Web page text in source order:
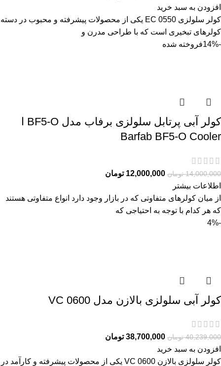
افزودن به سبد خرید
کولر سلولزی EC 0550 یکی از محصولات پیشرفته و محبوب در دسته
کولرهای تبخیری است که با طراحی مدرن و
-14%
فروخته شده
Barfab BF5-O Cooler
14,000,000 تومان 12,000,000 تومان
اطلاعات بیشتر
از میان کولرهای متفاوتی که در بازار وجود دارد انواع متفاوتی هستند
که هر کدام با توجه به احتیاجی که
-4%
کولر آبی سلولزی بالازن مدل VC 0600
40,239,000 تومان 38,700,000 تومان
افزودن به سبد خرید
کولر سلولزی بالازن VC 0600 یکی از محصولات پیشرفته و کارآمد در